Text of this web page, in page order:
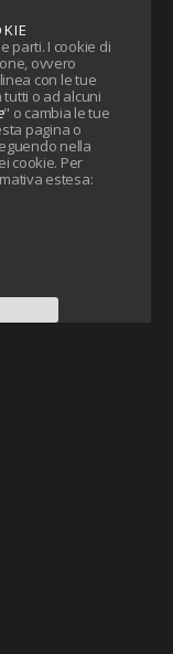
parti. I cookie di
ovvero
con le tue
o ad alcuni
" o cambia le tue
pagina o
nella
cookie. Per
estesa: